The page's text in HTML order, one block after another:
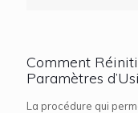
Comment
Paramètres
La procédure qui